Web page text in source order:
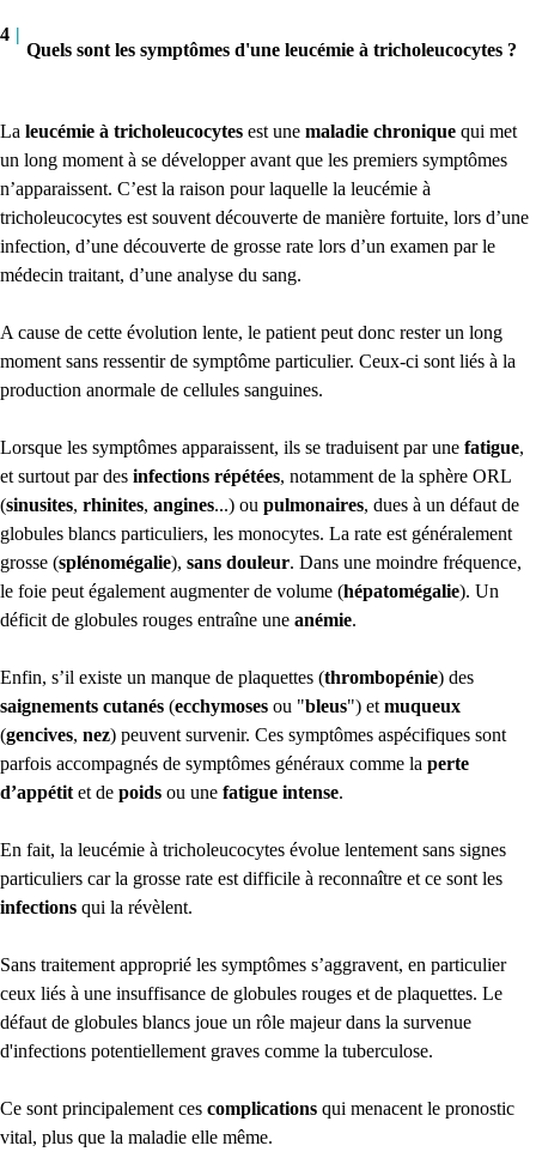
4 |
Quels sont les symptômes d'une leucémie à tricholeucocytes ?
La leucémie à tricholeucocytes est une maladie chronique qui met
un long moment à se développer avant que les premiers symptômes
n’apparaissent. C’est la raison pour laquelle la leucémie à
tricholeucocytes est souvent découverte de manière fortuite, lors d’une
infection, d’une découverte de grosse rate lors d’un examen par le
médecin traitant, d’une analyse du sang.
A cause de cette évolution lente, le patient peut donc rester un long
moment sans ressentir de symptôme particulier. Ceux-ci sont liés à la
production anormale de cellules sanguines.
Lorsque les symptômes apparaissent, ils se traduisent par une fatigue,
et surtout par des infections répétées, notamment de la sphère ORL
(sinusites, rhinites, angines...) ou pulmonaires, dues à un défaut de
globules blancs particuliers, les monocytes. La rate est généralement
grosse (splénomégalie), sans douleur. Dans une moindre fréquence,
le foie peut également augmenter de volume (hépatomégalie). Un
déficit de globules rouges entraîne une anémie.
Enfin, s’il existe un manque de plaquettes (thrombopénie) des
saignements cutanés (ecchymoses ou "bleus") et muqueux
(gencives, nez) peuvent survenir. Ces symptômes aspécifiques sont
parfois accompagnés de symptômes généraux comme la perte
d’appétit et de poids ou une fatigue intense.
En fait, la leucémie à tricholeucocytes évolue lentement sans signes
particuliers car la grosse rate est difficile à reconnaître et ce sont les
infections qui la révèlent.
Sans traitement approprié les symptômes s’aggravent, en particulier
ceux liés à une insuffisance de globules rouges et de plaquettes. Le
défaut de globules blancs joue un rôle majeur dans la survenue
d'infections potentiellement graves comme la tuberculose.
Ce sont principalement ces complications qui menacent le pronostic
vital, plus que la maladie elle même.